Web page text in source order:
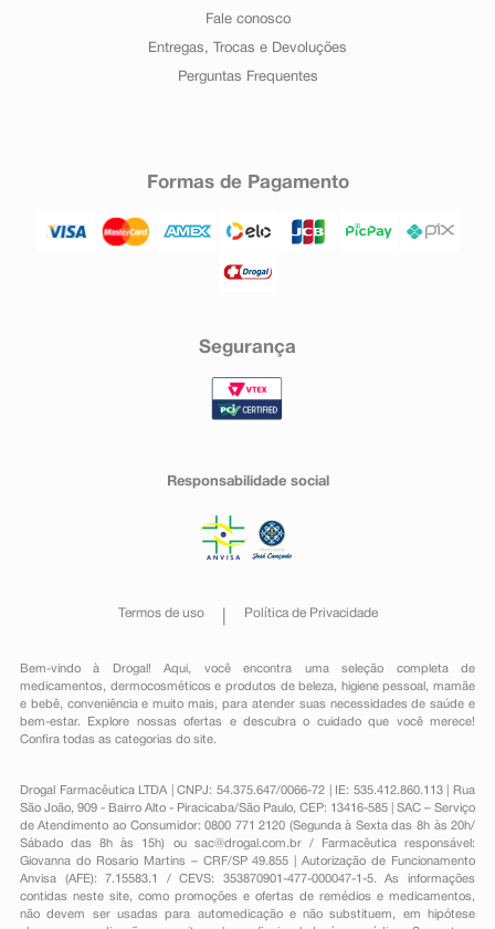
Fale conosco
Entregas, Trocas e Devoluções
Perguntas Frequentes
Formas de Pagamento
Segurança
Responsabilidade social
Termos de uso Política de Privacidade
Bem-vindo à Drogal! Aqui, você encontra uma seleção completa de
medicamentos , dermocosméticos e produtos de beleza, higiene pessoal ,mamãe
e bebê, conveniênciae muito mais, para atender suas necessidades de saúde e
bem-estar. Explore nossas ofertas e descubra o cuidado que você merece!
Confira todas as categorias do site.
Drogal Farmacêutica LTDA | CNPJ: 54.375.647/0066-72 | IE: 535.412.860.113 | Rua
São João, 909 - Bairro Alto - Piracicaba/São Paulo, CEP: 13416-585 | SAC – Serviço
de Atendimento ao Consumidor: 0800 771 2120 (Segunda à Sexta das 8h às 20h/
Sábado das 8h às 15h) ou sac@drogal.com.br/ Farmacêutica responsável:
Giovanna do Rosario Martins – CRF/SP 49.855 | Autorização de Funcionamento
Anvisa (AFE): 7.15583.1 / CEVS: 353870901-477-000047-1-5. As informações
contidas neste site, como promoções e ofertas de remédios e medicamentos,
não devem ser usadas para automedicação e não substituem, em hipótese